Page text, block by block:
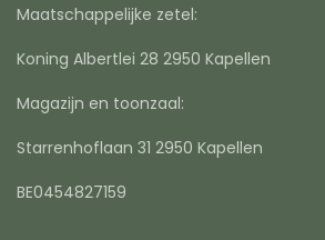
Maatschappelijke zetel:
Koning Albertlei 28 2950 Kapellen
Magazijn en toonzaal:
Starrenhoflaan 31 2950 Kapellen
BE0454827159